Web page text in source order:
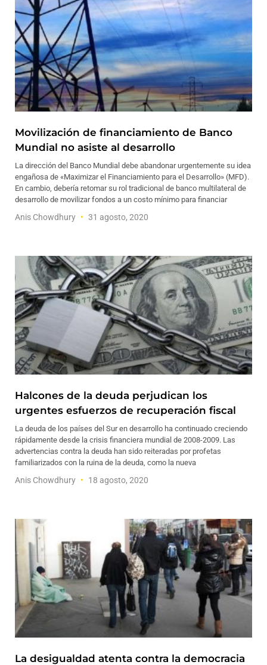
Movilización de financiamiento de Banco
Mundial no asiste al desarrollo
La dirección del Banco Mundial debe abandonar urgentemente su idea
engañosa de «Maximizar el Financiamiento para el Desarrollo» (MFD).
En cambio, debería retomar su rol tradicional de banco multilateral de
desarrollo de movilizar fondos a un costo mínimo para financiar
Anis Chowdhury 31 agosto, 2020
Halcones de la deuda perjudican los
urgentes esfuerzos de recuperación fiscal
La deuda de los países del Sur en desarrollo ha continuado creciendo
rápidamente desde la crisis financiera mundial de 2008-2009. Las
advertencias contra la deuda han sido reiteradas por profetas
familiarizados con la ruina de la deuda, como la nueva
Anis Chowdhury 18 agosto, 2020
La desigualdad atenta contra la democracia